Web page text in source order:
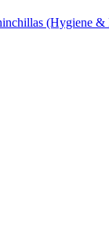
(Hygiene